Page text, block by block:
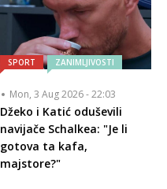
SPORT ZANIMLJIVOSTI
Mon, 3 Aug 2026 - 22:03
Džeko i Katić oduševili
navijače Schalkea: "Je li
gotova ta kafa,
majstore?"